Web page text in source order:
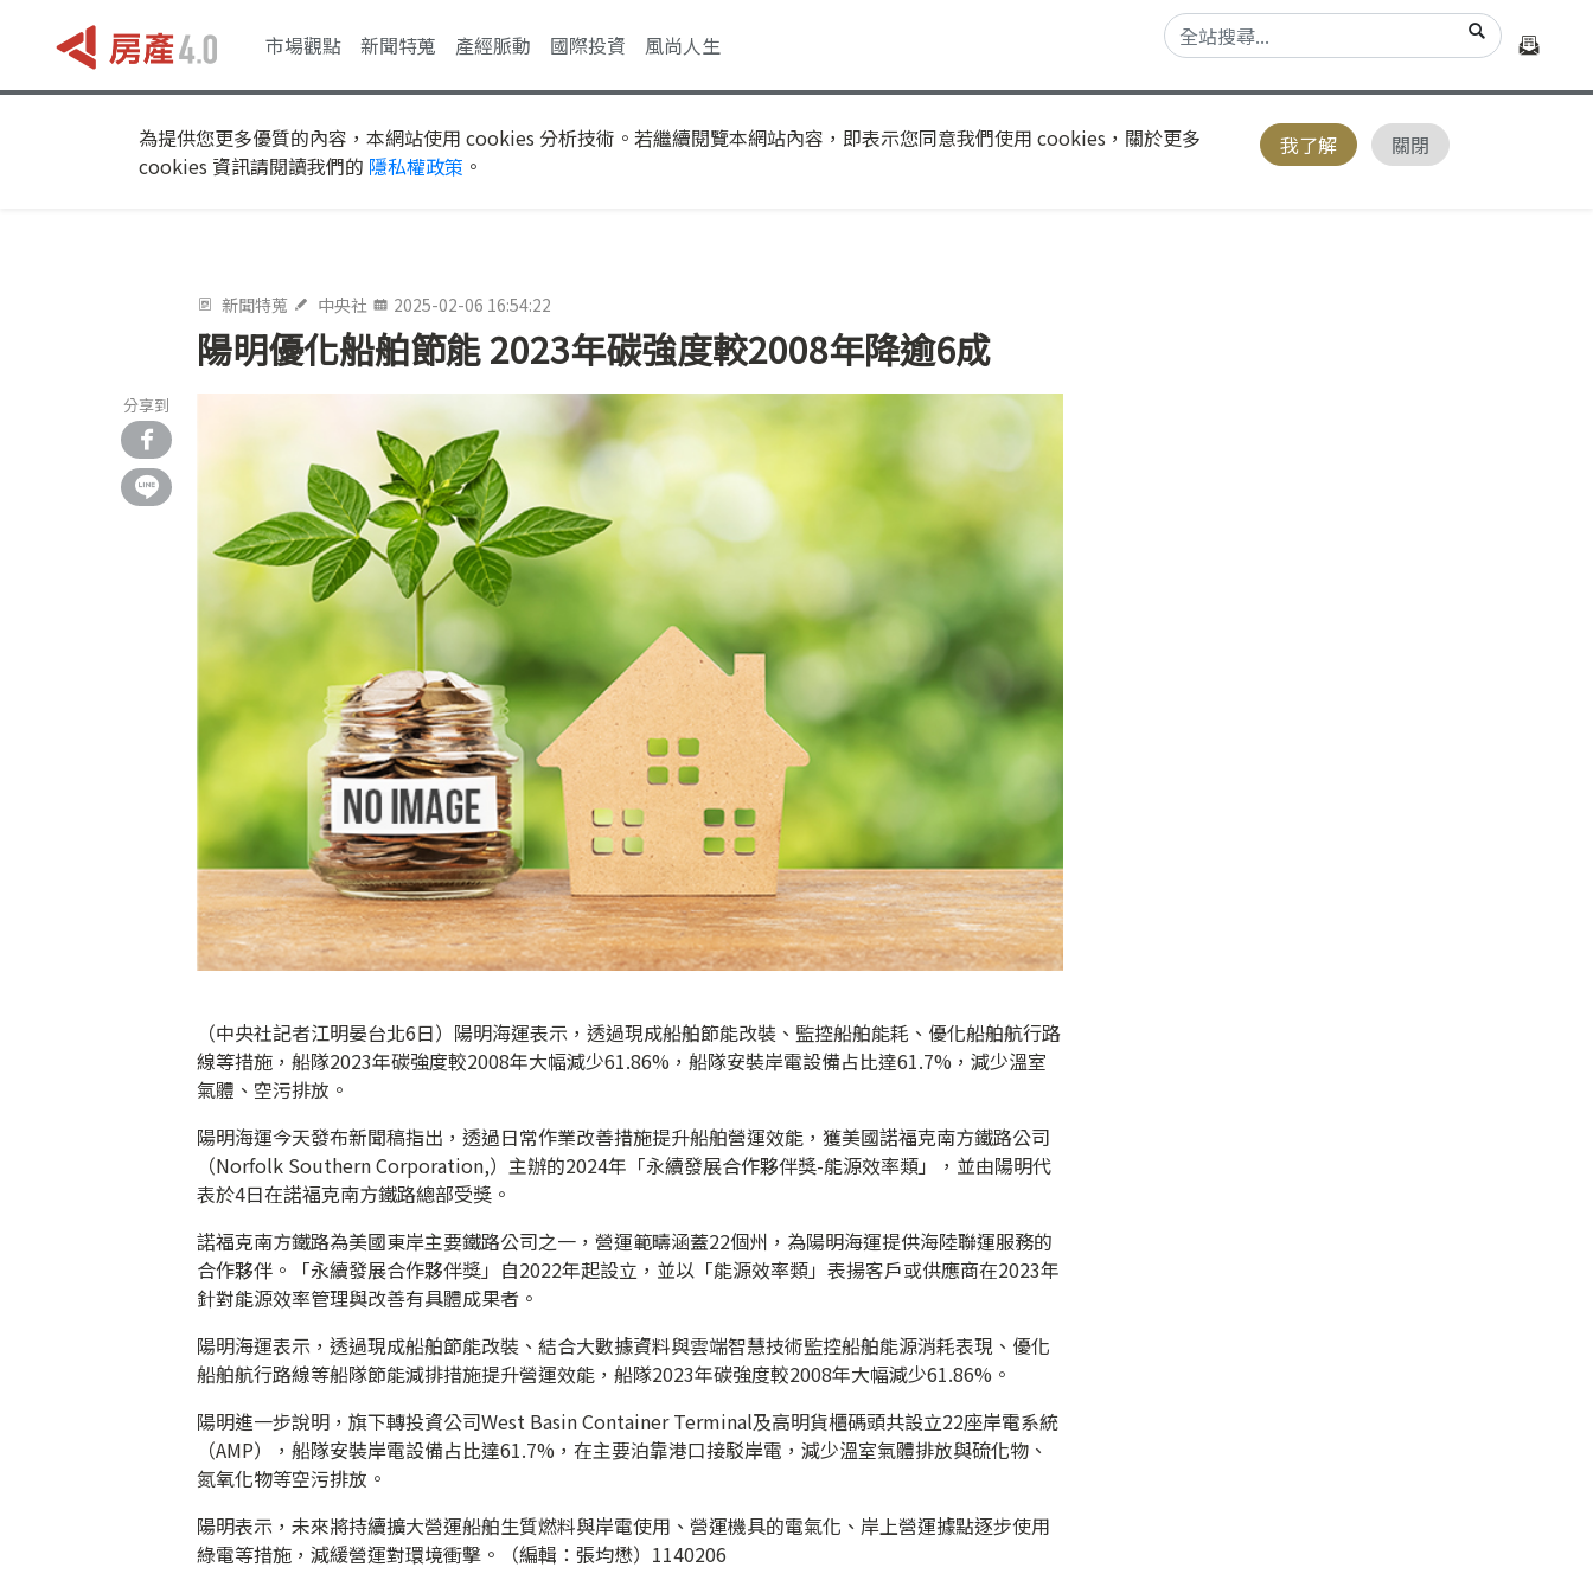
市場觀點 新聞特蒐 產經脈動 國際投資 風尚人生
為提供您更多優質的內容，本網站使用 cookies 分析技術。若繼續閱覽本網站內容，即表示您同意我們使用 cookies，關於更多
cookies 資訊請閱讀我們的 隱私權政策 。
我了解 關閉
新聞特蒐 中央社 2025-02-06 16:54:22
陽明優化船舶節能 2023年碳強度較2008年降逾6成
分享到
（中央社記者江明晏台北6日）陽明海運表示，透過現成船舶節能改裝、監控船舶能耗、優化船舶航行路
線等措施，船隊2023年碳強度較2008年大幅減少61.86%，船隊安裝岸電設備占比達61.7%，減少溫室
氣體、空污排放。
陽明海運今天發布新聞稿指出，透過日常作業改善措施提升船舶營運效能，獲美國諾福克南方鐵路公司
（Norfolk Southern Corporation,）主辦的2024年「永續發展合作夥伴獎-能源效率類」，並由陽明代
表於4日在諾福克南方鐵路總部受獎。
諾福克南方鐵路為美國東岸主要鐵路公司之一，營運範疇涵蓋22個州，為陽明海運提供海陸聯運服務的
合作夥伴。「永續發展合作夥伴獎」自2022年起設立，並以「能源效率類」表揚客戶或供應商在2023年
針對能源效率管理與改善有具體成果者。
陽明海運表示，透過現成船舶節能改裝、結合大數據資料與雲端智慧技術監控船舶能源消耗表現、優化
船舶航行路線等船隊節能減排措施提升營運效能，船隊2023年碳強度較2008年大幅減少61.86%。
陽明進一步說明，旗下轉投資公司West Basin Container Terminal及高明貨櫃碼頭共設立22座岸電系統
（AMP），船隊安裝岸電設備占比達61.7%，在主要泊靠港口接駁岸電，減少溫室氣體排放與硫化物、
氮氧化物等空污排放。
陽明表示，未來將持續擴大營運船舶生質燃料與岸電使用、營運機具的電氣化、岸上營運據點逐步使用
綠電等措施，減緩營運對環境衝擊。（編輯：張均懋）1140206